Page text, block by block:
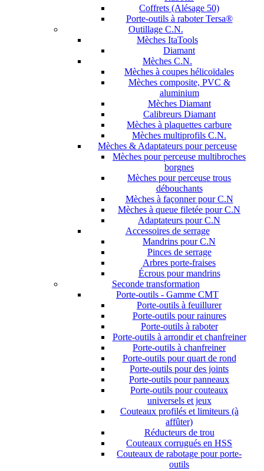
Coffrets (Alésage 50)
Porte-outils à raboter Tersa®
Outillage C.N.
Mèches ItaTools
Diamant
Mèches C.N.
Mèches à coupes hélicoïdales
Mèches composite, PVC &
aluminium
Mèches Diamant
Calibreurs Diamant
Mèches à plaquettes carbure
Mèches multiprofils C.N.
Mèches & Adaptateurs pour perceuse
Mèches pour perceuse multibroches
borgnes
Mèches pour perceuse trous
débouchants
Mèches à façonner pour C.N
Mèches à queue filetée pour C.N
Adaptateurs pour C.N
Accessoires de serrage
Mandrins pour C.N
Pinces de serrage
Arbres porte-fraises
Écrous pour mandrins
Seconde transformation
Porte-outils - Gamme CMT
Porte-outils à feuillurer
Porte-outils pour rainures
Porte-outils à raboter
Porte-outils à arrondir et chanfreiner
Porte-outils à chanfreiner
Porte-outils pour quart de rond
Porte-outils pour des joints
Porte-outils pour panneaux
Porte-outils pour couteaux
universels et jeux
Couteaux profilés et limiteurs (à
affûter)
Réducteurs de trou
Couteaux corrugués en HSS
Couteaux de rabotage pour porte-
outils